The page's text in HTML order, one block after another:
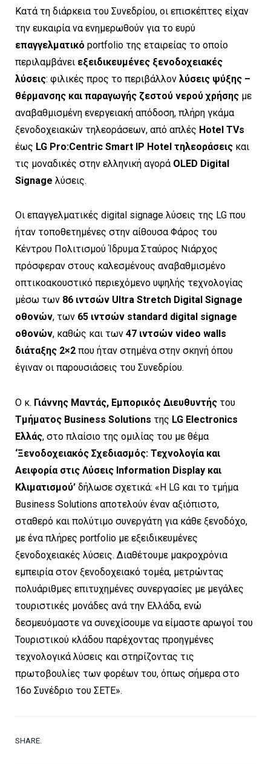
Κατά τη διάρκεια του Συνεδρίου, οι επισκέπτες είχαν
την ευκαιρία να ενημερωθούν για το ευρύ
επαγγελματικό portfolio της εταιρείας το οποίο
περιλαμβάνει εξειδικευμένες ξενοδοχειακές
λύσεις: φιλικές προς το περιβάλλον λύσεις ψύξης –
θέρμανσης και παραγωγής ζεστού νερού χρήσης με
αναβαθμισμένη ενεργειακή απόδοση, πλήρη γκάμα
ξενοδοχειακών τηλεοράσεων, από απλές Hotel TVs
έως LG Pro:Centric Smart IP Hotel τηλεοράσεις και
τις μοναδικές στην ελληνική αγορά OLED Digital
Signage λύσεις.
Οι επαγγελματικές digital signage λύσεις της LG που
ήταν τοποθετημένες στην αίθουσα Φάρος του
Κέντρου Πολιτισμού Ίδρυμα Σταύρος Νιάρχος
πρόσφεραν στους καλεσμένους αναβαθμισμένο
οπτικοακουστικό περιεχόμενο υψηλής τεχνολογίας
μέσω των 86 ιντσών Ultra Stretch Digital Signage
οθονών, των 65 ιντσών standard digital signage
οθονών, καθώς και των 47 ιντσών video walls
διάταξης 2×2 που ήταν στημένα στην σκηνή όπου
έγιναν οι παρουσιάσεις του Συνεδρίου.
Ο κ. Γιάννης Μαντάς, Εμπορικός Διευθυντής του
Τμήματος Business Solutions της LG Electronics
Eλλάς, στο πλαίσιο της ομιλίας του με θέμα
‘Ξενοδοχειακός Σχεδιασμός: Τεχνολογία και
Aειφορία στις Λύσεις Information Display και
Κλιματισμού’ δήλωσε σχετικά: «Η LG και το τμήμα
Business Solutions αποτελούν έναν αξιόπιστο,
σταθερό και πολύτιμο συνεργάτη για κάθε ξενοδόχο,
με ένα πλήρες portfolio με εξειδικευμένες
ξενοδοχειακές λύσεις. Διαθέτουμε μακροχρόνια
εμπειρία στον ξενοδοχειακό τομέα, μετρώντας
πολυάριθμες επιτυχημένες συνεργασίες με μεγάλες
τουριστικές μονάδες ανά την Ελλάδα, ενώ
δεσμευόμαστε να συνεχίσουμε να είμαστε αρωγοί του
Τουριστικού κλάδου παρέχοντας προηγμένες
τεχνολογικά λύσεις και στηρίζοντας τις
πρωτοβουλίες των φορέων του, όπως σήμερα στο
16ο Συνέδριο του ΣΕΤΕ».
SHARE.